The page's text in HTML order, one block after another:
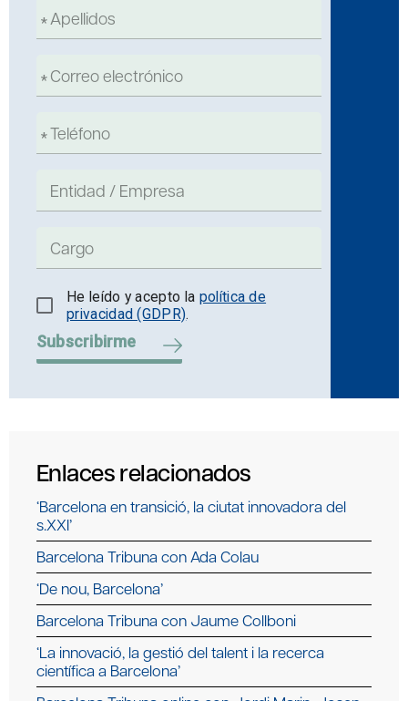
He leído y acepto la política de
privacidad (GDPR).
Subscribirme
Enlaces relacionados
‘Barcelona en transició, la ciutat innovadora del
s.XXI’
Barcelona Tribuna con Ada Colau
‘De nou, Barcelona’
Barcelona Tribuna con Jaume Collboni
‘La innovació, la gestió del talent i la recerca
científica a Barcelona’